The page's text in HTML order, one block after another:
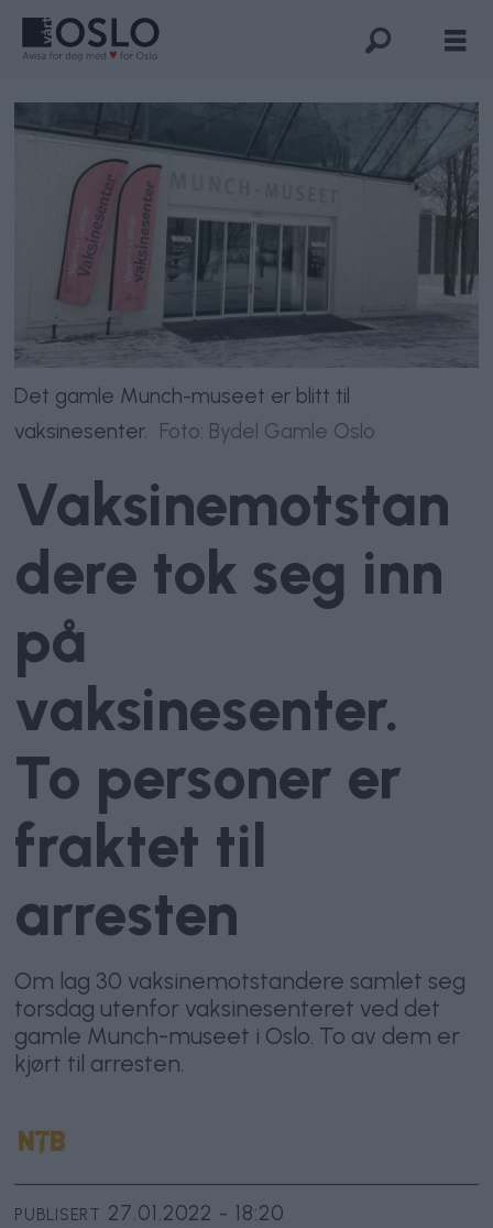
Det gamle Munch-museet er blitt til
vaksinesenter. Foto: Bydel Gamle Oslo
Vaksinemotstan
dere tok seg inn
på
vaksinesenter.
To personer er
fraktet til
arresten
Om lag 30 vaksinemotstandere samlet seg
torsdag utenfor vaksinesenteret ved det
gamle Munch-museet i Oslo. To av dem er
kjørt til arresten.
PUBLISERT 27.01.2022 - 18:20